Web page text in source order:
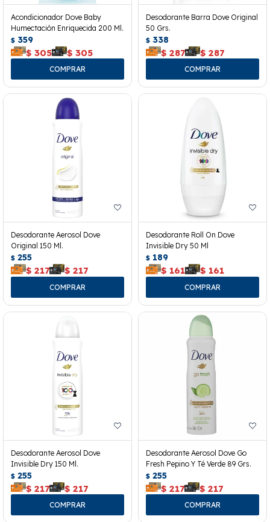
Acondicionador Dove Baby
Humectación Enriquecida 200 Ml.
$ 359
$ 305 $ 305
Desodorante Barra Dove Original
50 Grs.
$ 338
$ 287 $ 287
Desodorante Aerosol Dove
Original 150 Ml.
$ 255
$ 217 $ 217
Desodorante Roll On Dove
Invisible Dry 50 Ml
$ 189
$ 161 $ 161
Desodorante Aerosol Dove
Invisible Dry 150 Ml.
$ 255
$ 217 $ 217
Desodorante Aerosol Dove Go
Fresh Pepino Y Té Verde 89 Grs.
$ 255
$ 217 $ 217